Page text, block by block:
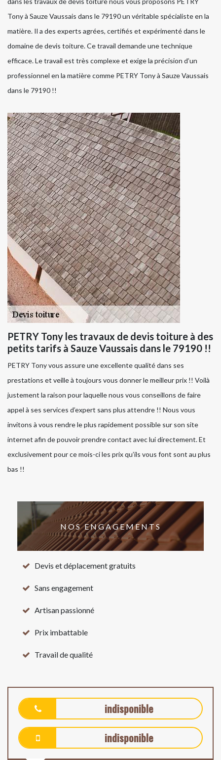
Tony à Sauze Vaussais dans le 79190 un véritable spécialiste en la
matière. Il a des experts agrées, certifiés et expérimenté dans le
domaine de devis toiture. Ce travail demande une technique
efficace. Le travail est très complexe et exige la précision d’un
professionnel en la matière comme PETRY Tony à Sauze Vaussais
dans le 79190 !!
PETRY Tony les travaux de devis toiture à des
petits tarifs à Sauze Vaussais dans le 79190 !!
PETRY Tony vous assure une excellente qualité dans ses
prestations et veille à toujours vous donner le meilleur prix !! Voilà
justement la raison pour laquelle nous vous conseillons de faire
appel à ses services d’expert sans plus attendre !! Nous vous
invitons à vous rendre le plus rapidement possible sur son site
internet afin de pouvoir prendre contact avec lui directement. Et
exclusivement pour ce mois-ci les prix qu’ils vous font sont au plus
bas !!
NOS ENGAGEMENTS
Devis et déplacement gratuits
Sans engagement
Artisan passionné
Prix imbattable
Travail de qualité
indisponible
indisponible